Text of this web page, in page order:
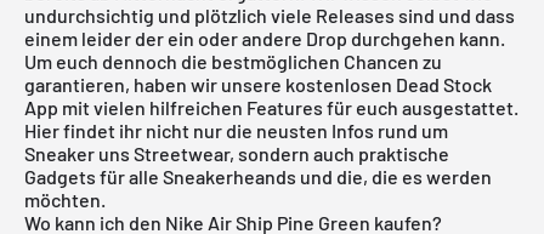
undurchsichtig und plötzlich viele Releases sind und dass
einem leider der ein oder andere Drop durchgehen kann.
Um euch dennoch die bestmöglichen Chancen zu
garantieren, haben wir unsere kostenlosen Dead Stock
App mit vielen hilfreichen Features für euch ausgestattet.
Hier findet ihr nicht nur die neusten Infos rund um
Sneaker uns Streetwear, sondern auch praktische
Gadgets für alle Sneakerheands und die, die es werden
möchten.
Wo kann ich den Nike Air Ship Pine Green kaufen?